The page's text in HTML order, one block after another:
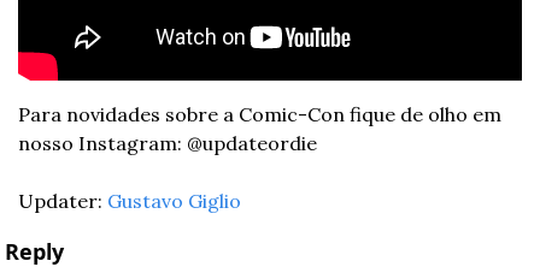
Para novidades sobre a Comic-Con fique de olho em
nosso Instagram: @updateordie
Updater: Gustavo Giglio
Reply